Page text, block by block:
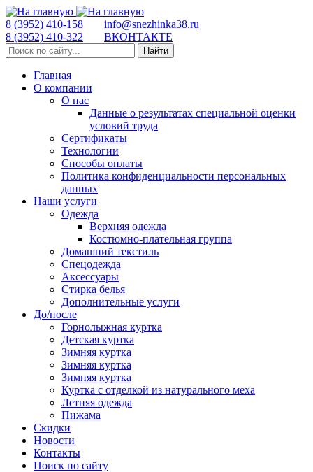
8 (3952) 410-158
8 (3952) 410-322
info@snezhinka38.ru
ВКОНТАКТЕ
Найти
Главная
О компании
О нас
Данные о результатах специальной оценки
условий труда
Сертификаты
Технологии
Способы оплаты
Политика конфиденциальности персональных
данных
Наши услуги
Одежда
Верхняя одежда
Костюмно-плательная группа
Домашний текстиль
Спецодежда
Аксессуары
Стирка белья
Дополнительные услуги
До/после
Горнолыжная куртка
Детская куртка
Зимняя куртка
Зимняя куртка
Зимняя куртка
Куртка с отделкой из натурального меха
Летняя одежда
Пижама
Скидки
Новости
Контакты
Поиск по сайту